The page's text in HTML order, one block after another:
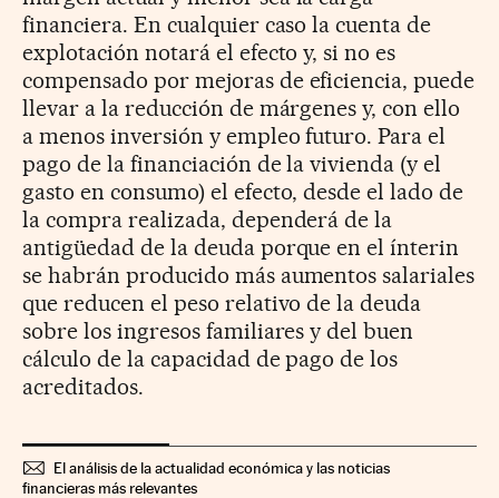
financiera. En cualquier caso la cuenta de
explotación notará el efecto y, si no es
compensado por mejoras de eficiencia, puede
llevar a la reducción de márgenes y, con ello
a menos inversión y empleo futuro. Para el
pago de la financiación de la vivienda (y el
gasto en consumo) el efecto, desde el lado de
la compra realizada, dependerá de la
antigüedad de la deuda porque en el ínterin
se habrán producido más aumentos salariales
que reducen el peso relativo de la deuda
sobre los ingresos familiares y del buen
cálculo de la capacidad de pago de los
acreditados.
El análisis de la actualidad económica y las noticias
financieras más relevantes